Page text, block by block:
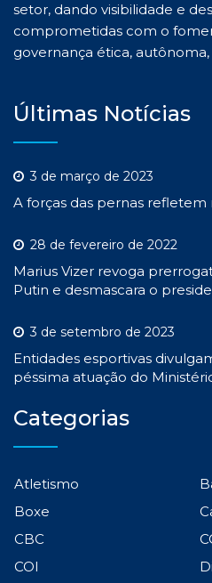
setor, dando visibilidade e
comprometidas com o
governança ética,
Últimas Notícias
3 de março de 2023
A forças das pernas refletem
28 de fevereiro de 2022
Marius Vizer revoga
Putin e desmascara o
3 de setembro de 2023
Entidades esportivas
péssima atuação do
Categorias
Atletismo
Boxe
CBC
COI